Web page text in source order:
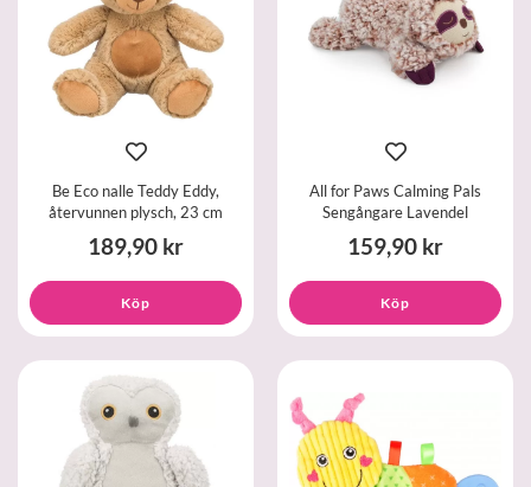
Be Eco nalle Teddy Eddy,
återvunnen plysch, 23 cm
189,90 kr
Köp
All for Paws Calming Pals
Sengångare Lavendel
159,90 kr
Köp